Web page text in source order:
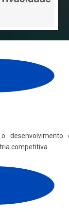
desenvolvimento
competitiva.